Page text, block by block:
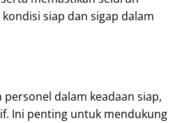
siap dan sigap dalam
dalam keadaan siap,
Ini penting untuk mendukung